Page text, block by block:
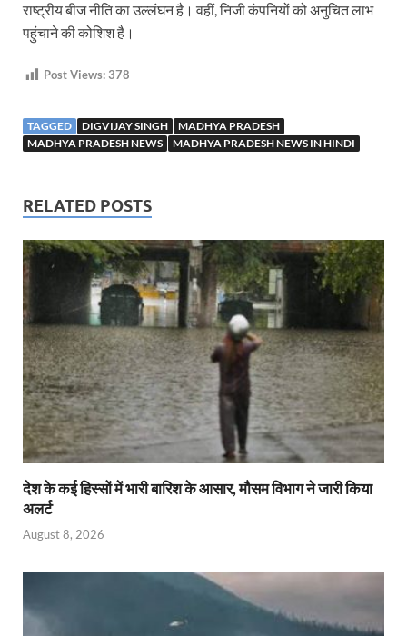
राष्ट्रीय बीज नीति का उल्लंघन है। वहीं, निजी कंपनियों को अनुचित लाभ
पहुंचाने की कोशिश है।
Post Views:378
TAGGED DIGVIJAY SINGH
MADHYA PRADESH
MADHYA PRADESH NEWS
MADHYA PRADESH NEWS IN HINDI
RELATED POSTS
देश के कई हिस्सों में भारी बारिश के आसार, मौसम विभाग ने जारी किया
अलर्ट
August 8, 2026